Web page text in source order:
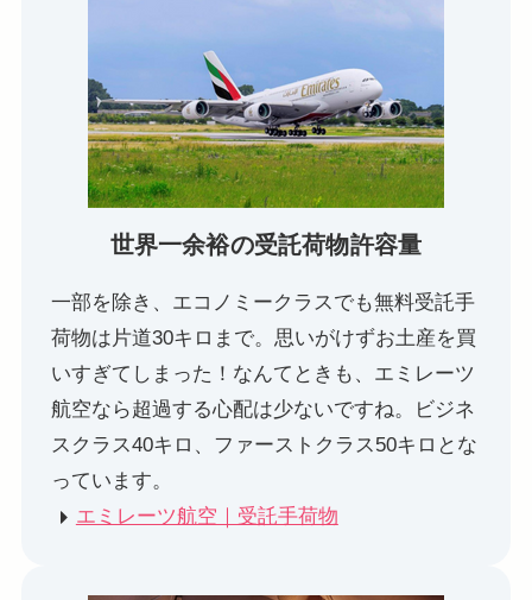
世界一余裕の受託荷物許容量
一部を除き、エコノミークラスでも無料受託手
荷物は片道30キロまで。思いがけずお土産を買
いすぎてしまった！なんてときも、エミレーツ
航空なら超過する心配は少ないですね。ビジネ
スクラス40キロ、ファーストクラス50キロとな
っています。
エミレーツ航空｜受託手荷物